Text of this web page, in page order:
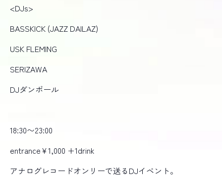
<DJs>
BASSKICK (JAZZ DAILAZ)
USK FLEMING
SERIZAWA
DJダンボール
18:30〜23:00
entrance¥1,000 +1drink
アナログレコードオンリーで送るDJイベント。